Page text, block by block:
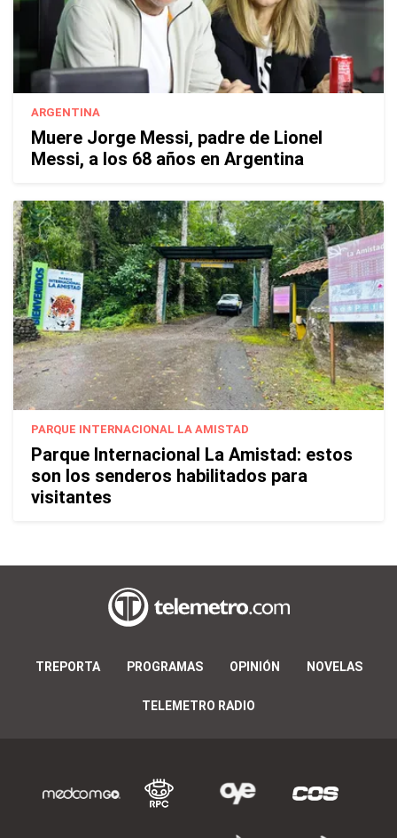
ARGENTINA
Muere Jorge Messi, padre de Lionel
Messi, a los 68 años en Argentina
PARQUE INTERNACIONAL LA AMISTAD
Parque Internacional La Amistad: estos
son los senderos habilitados para
visitantes
TREPORTA PROGRAMAS OPINIÓN NOVELAS
TELEMETRO RADIO